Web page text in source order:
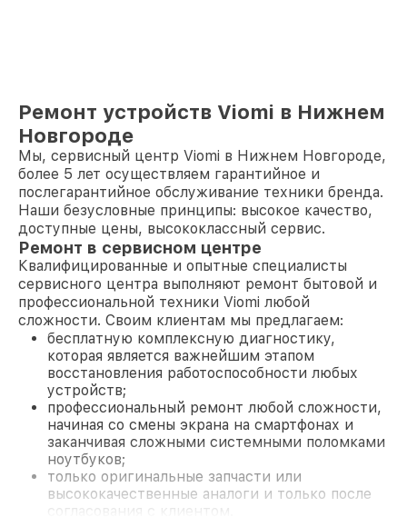
Ремонт устройств Viomi в Нижнем
Новгороде
Мы, сервисный центр Viomi в Нижнем Новгороде,
более 5 лет осуществляем гарантийное и
послегарантийное обслуживание техники бренда.
Наши безусловные принципы: высокое качество,
доступные цены, высококлассный сервис.
Ремонт в сервисном центре
Квалифицированные и опытные специалисты
сервисного центра выполняют ремонт бытовой и
профессиональной техники Viomi любой
сложности. Своим клиентам мы предлагаем:
бесплатную комплексную диагностику,
которая является важнейшим этапом
восстановления работоспособности любых
устройств;
профессиональный ремонт любой сложности,
начиная со смены экрана на смартфонах и
заканчивая сложными системными поломками
ноутбуков;
только оригинальные запчасти или
высококачественные аналоги и только после
согласования с клиентом.